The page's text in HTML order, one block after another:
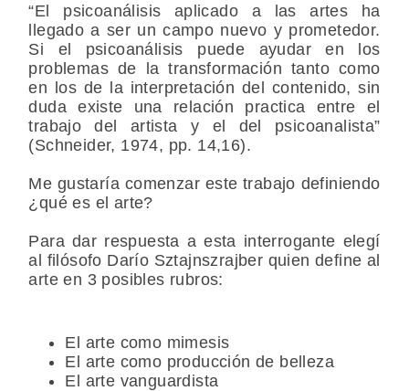
“El psicoanálisis aplicado a las artes ha
llegado a ser un campo nuevo y prometedor.
Si el psicoanálisis puede ayudar en los
problemas de la transformación tanto como
en los de la interpretación del contenido, sin
duda existe una relación practica entre el
trabajo del artista y el del psicoanalista”
(Schneider, 1974, pp. 14,16).
Me gustaría comenzar este trabajo definiendo
¿qué es el arte?
Para dar respuesta a esta interrogante elegí
al filósofo Darío Sztajnszrajber quien define al
arte en 3 posibles rubros:
El arte como mimesis
El arte como producción de belleza
El arte vanguardista